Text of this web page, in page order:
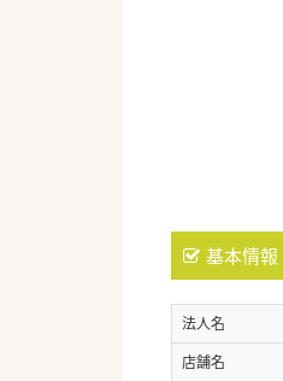
基本情報
法人名
店舗名